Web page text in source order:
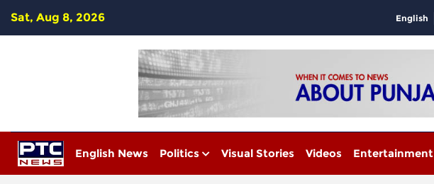
Sat, Aug 8, 2026 English
English News Politics Visual Stories Videos Entertainment